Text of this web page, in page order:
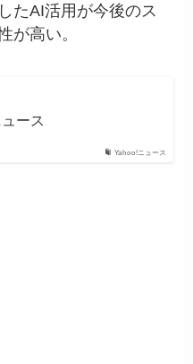
たAI活用が今後のス
が高い。
Yahoo!ニュース
ース